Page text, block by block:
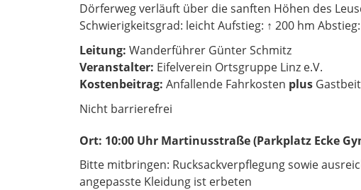
Dörferweg verläuft über die sanften Höhen des
Schwierigkeitsgrad: leicht Aufstieg: ↑ 200 hm
Leitung: Wanderführer Günter Schmitz
Veranstalter: Eifelverein Ortsgruppe Linz e.V.
Kostenbeitrag: Anfallende Fahrkosten plus
Nicht barrierefrei
Ort: 10:00 Uhr Martinusstraße (Parkplatz Ecke
Bitte mitbringen: Rucksackverpflegung sowie
angepasste Kleidung ist erbeten